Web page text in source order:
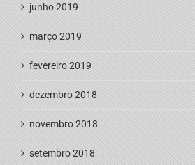
junho 2019
março 2019
fevereiro 2019
dezembro 2018
novembro 2018
setembro 2018